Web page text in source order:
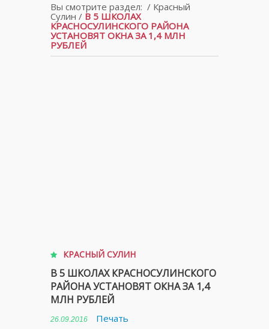
Вы смотрите раздел: / Красный
Сулин / В 5 ШКОЛАХ
КРАСНОСУЛИНСКОГО РАЙОНА
УСТАНОВЯТ ОКНА ЗА 1,4 МЛН
РУБЛЕЙ
КРАСНЫЙ СУЛИН
В 5 ШКОЛАХ КРАСНОСУЛИНСКОГО
РАЙОНА УСТАНОВЯТ ОКНА ЗА 1,4
МЛН РУБЛЕЙ
26.09.2016
Печать